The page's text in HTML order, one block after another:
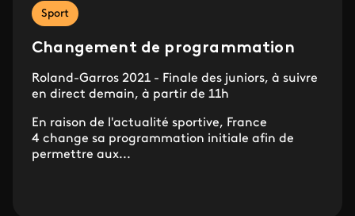
Sport
Changement de programmation
Roland-Garros 2021 - Finale des juniors, à suivre
en direct demain, à partir de 11h
En raison de l'actualité sportive, France
4 change sa programmation initiale afin de
permettre aux...